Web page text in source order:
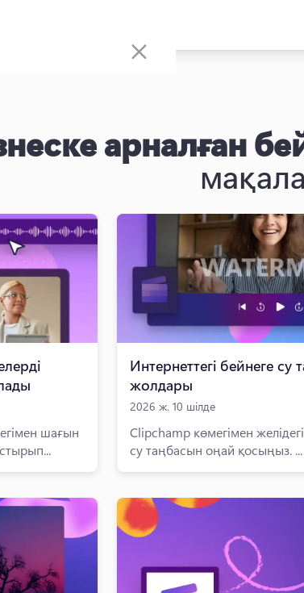
көру
арналған
шағын
Интернеттегі бейнеге су
жолдары
2026 ж. 10 шілде
Clipchamp көмегімен
су таңбасын оңай қосыңыз. ...